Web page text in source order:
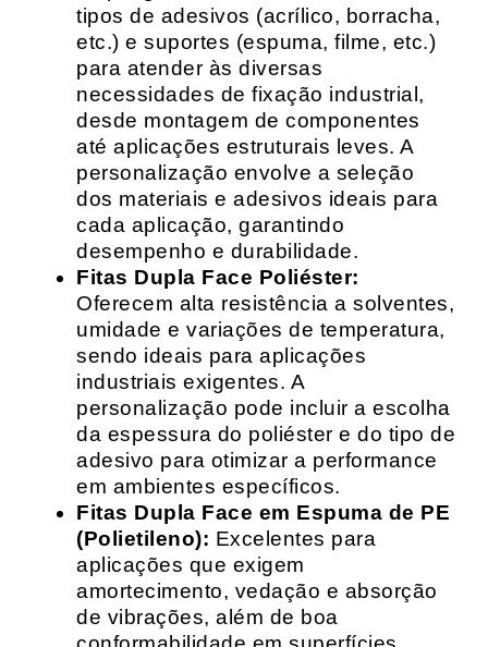
tipos de adesivos (acrílico, borracha,
etc.) e suportes (espuma, filme, etc.)
para atender às diversas
necessidades de fixação industrial,
desde montagem de componentes
até aplicações estruturais leves. A
personalização envolve a seleção
dos materiais e adesivos ideais para
cada aplicação, garantindo
desempenho e durabilidade.
Fitas Dupla Face Poliéster:
Oferecem alta resistência a solventes,
umidade e variações de temperatura,
sendo ideais para aplicações
industriais exigentes. A
personalização pode incluir a escolha
da espessura do poliéster e do tipo de
adesivo para otimizar a performance
em ambientes específicos.
Fitas Dupla Face em Espuma de PE
(Polietileno): Excelentes para
aplicações que exigem
amortecimento, vedação e absorção
de vibrações, além de boa